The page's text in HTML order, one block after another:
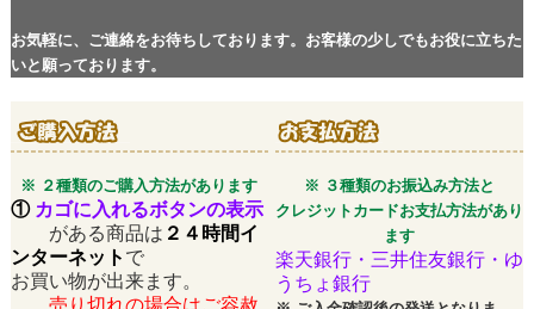
お気軽に、ご連絡をお待ちしております。お客様の少しでもお役に立ちた
いと願っております。
※ ２種類のご購入方法があります
※ ３種類のお振込み方法と
クレジットカードお支払方法があり
ます
① カゴに入れるボタンの表示
がある商品は ２４時間イ
ンターネット で
お買い物が出来ます。
楽天銀行・三井住友銀行・ゆ
うちょ銀行